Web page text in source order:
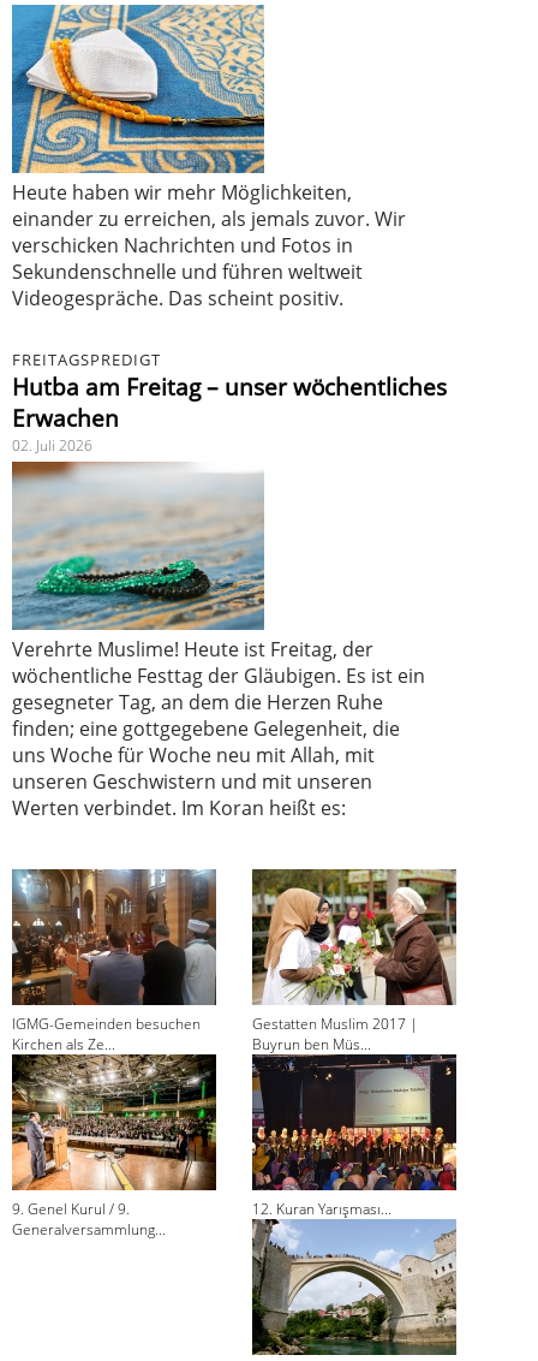
Heute haben wir mehr Möglichkeiten,
einander zu erreichen, als jemals zuvor. Wir
verschicken Nachrichten und Fotos in
Sekundenschnelle und führen weltweit
Videogespräche. Das scheint positiv.
FREITAGSPREDIGT
Hutba am Freitag – unser wöchentliches
Erwachen
02. Juli 2026
Verehrte Muslime! Heute ist Freitag, der
wöchentliche Festtag der Gläubigen. Es ist ein
gesegneter Tag, an dem die Herzen Ruhe
finden; eine gottgegebene Gelegenheit, die
uns Woche für Woche neu mit Allah, mit
unseren Geschwistern und mit unseren
Werten verbindet. Im Koran heißt es:
IGMG-Gemeinden besuchen
Kirchen als Ze...
Gestatten Muslim 2017 |
Buyrun ben Müs...
9. Genel Kurul / 9.
Generalversammlung...
12. Kuran Yarışması...